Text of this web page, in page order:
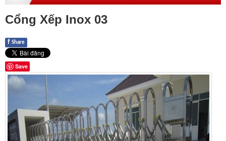
Cổng Xếp Inox 03
f Share
Save